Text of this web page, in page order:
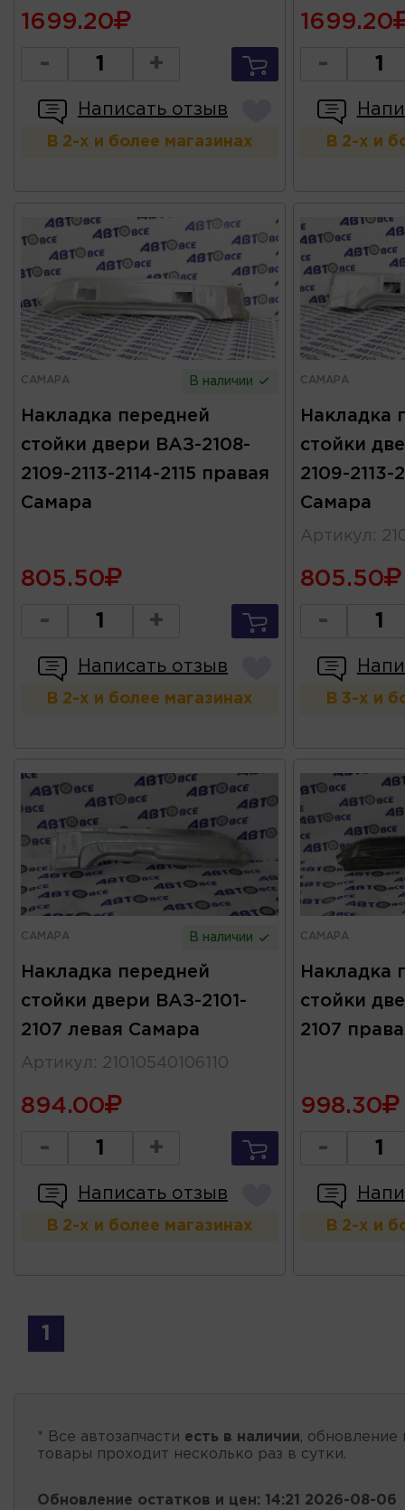
1699.20
- +
Написать отзыв
В 2-х и более магазинах
1699.20
-
В 2-х и
САМАРА В наличии
Накладка передней
стойки двери ВАЗ-2108-
2109-2113-2114-2115 правая
Самара
805.50
- +
Написать отзыв
В 2-х и более магазинах
САМАРА
Накладка
стойки
2109-2113-
Самара
Артикул :
805.50
-
В 3-х и
САМАРА В наличии
Накладка передней
стойки двери ВАЗ-2101-
2107 левая Самара
Артикул : 21010540106110
894.00
- +
Написать отзыв
В 2-х и более магазинах
САМАРА
Накладка
стойки
2107
998.30
-
В 2-х и
1
* Все автозапчасти есть в наличии, обновление
товары проходит несколько раз в сутки.
Обновление остатков и цен: 14:21 2026-08-06